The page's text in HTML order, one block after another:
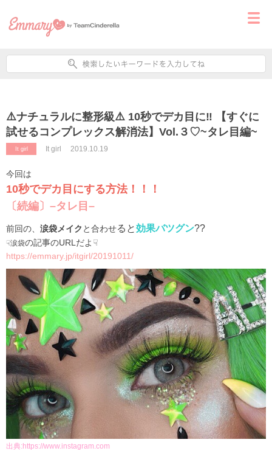
⚠️ナチュラルに整形級⚠️ 10秒でデカ目に‼️ 【すぐに
試せるコンプレックス解消法】Vol.３♡~タレ目編~
It girl It girl 2019.10.19
今回は
10秒でデカ目にする方法！！！
〔続編〕–タレ目–
前回の、 涙袋メイク と合わせると効果バツグン??
☟涙袋の記事のURLだよ☟
https://emmary.jp/itgirl/20191011/
出典:https://www.instagram.com